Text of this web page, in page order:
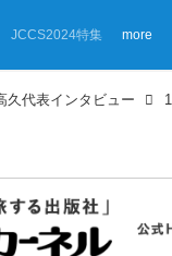
JCCS2024特集 more
久代表インタビュー